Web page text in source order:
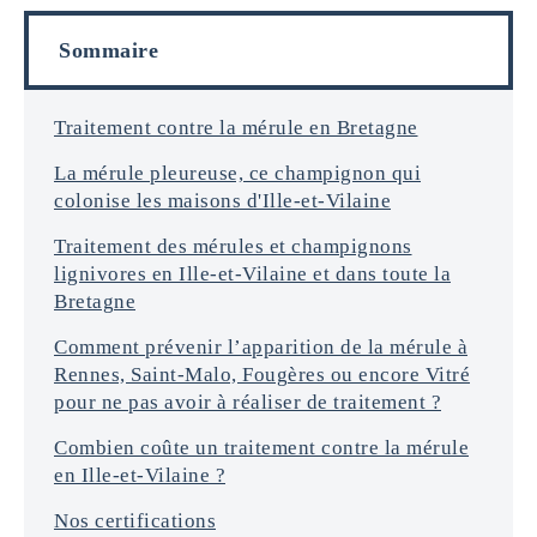
m
i
n
s
l
Sommaire
Traitement contre la mérule en Bretagne
La mérule pleureuse, ce champignon qui
colonise les maisons d'Ille-et-Vilaine
Traitement des mérules et champignons
lignivores en Ille-et-Vilaine et dans toute la
Bretagne
Comment prévenir l’apparition de la mérule à
Rennes, Saint-Malo, Fougères ou encore Vitré
pour ne pas avoir à réaliser de traitement ?
Combien coûte un traitement contre la mérule
en Ille-et-Vilaine ?
Nos certifications